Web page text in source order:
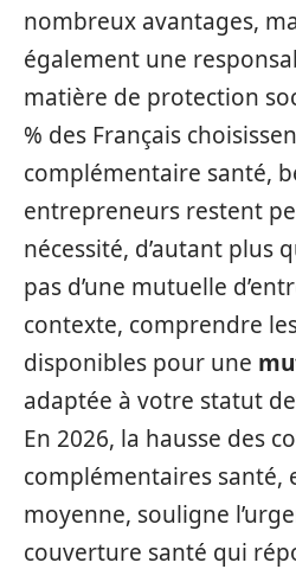
nombreux avantages,
également une
matière de protection
% des Français
complémentaire santé,
entrepreneurs restent
nécessité, d’autant plus
pas d’une mutuelle
contexte, comprendre
disponibles pour une
adaptée à votre statut
En 2026, la hausse des
complémentaires santé,
moyenne, souligne
couverture santé qui